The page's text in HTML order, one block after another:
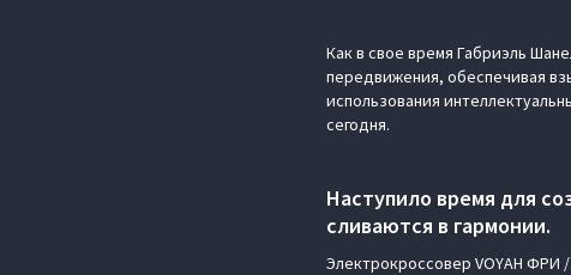
Как в свое время Габриэль
передвижения, обеспечивая
использования
сегодня.
Наступило время для
сливаются в гармонии.
Электрокроссовер VOYAH ФРИ